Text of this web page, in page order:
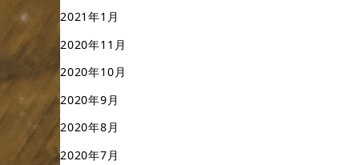
2021年1月
2020年11月
2020年10月
2020年9月
2020年8月
2020年7月